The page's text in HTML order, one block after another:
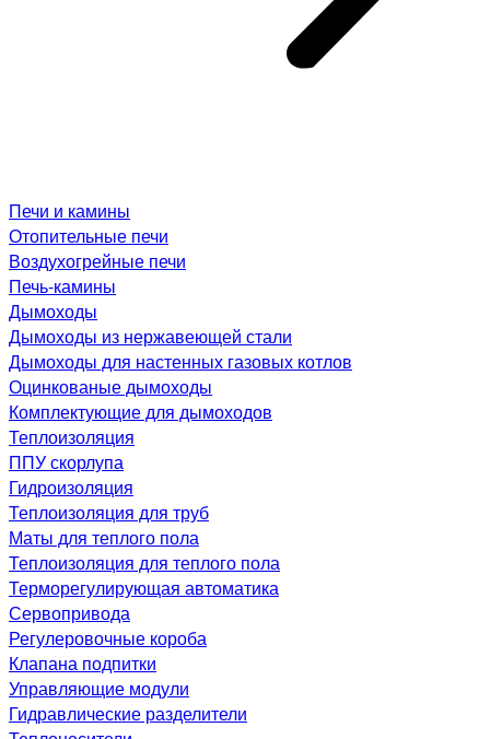
Печи и камины
Отопительные печи
Воздухогрейные печи
Печь-камины
Дымоходы
Дымоходы из нержавеющей стали
Дымоходы для настенных газовых котлов
Оцинкованые дымоходы
Комплектующие для дымоходов
Теплоизоляция
ППУ скорлупа
Гидроизоляция
Теплоизоляция для труб
Маты для теплого пола
Теплоизоляция для теплого пола
Терморегулирующая автоматика
Сервопривода
Регулеровочные короба
Клапана подпитки
Управляющие модули
Гидравлические разделители